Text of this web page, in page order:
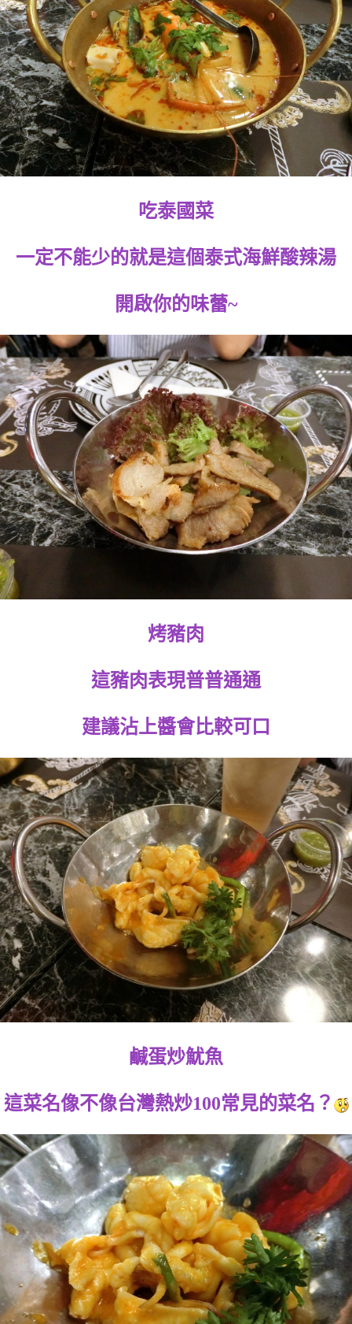
吃泰國菜
一定不能少的就是這個泰式海鮮酸辣湯
開啟你的味蕾~
烤豬肉
這豬肉表現普普通通
建議沾上醬會比較可口
鹹蛋炒魷魚
這菜名像不像台灣熱炒100常見的菜名？